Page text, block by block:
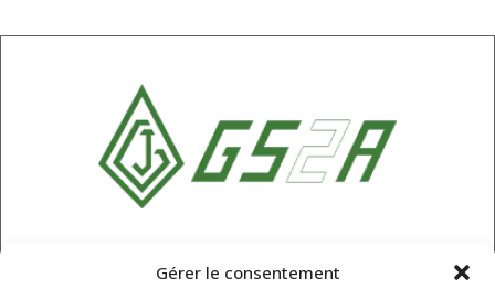
Gérer le consentement
SARL GS2A